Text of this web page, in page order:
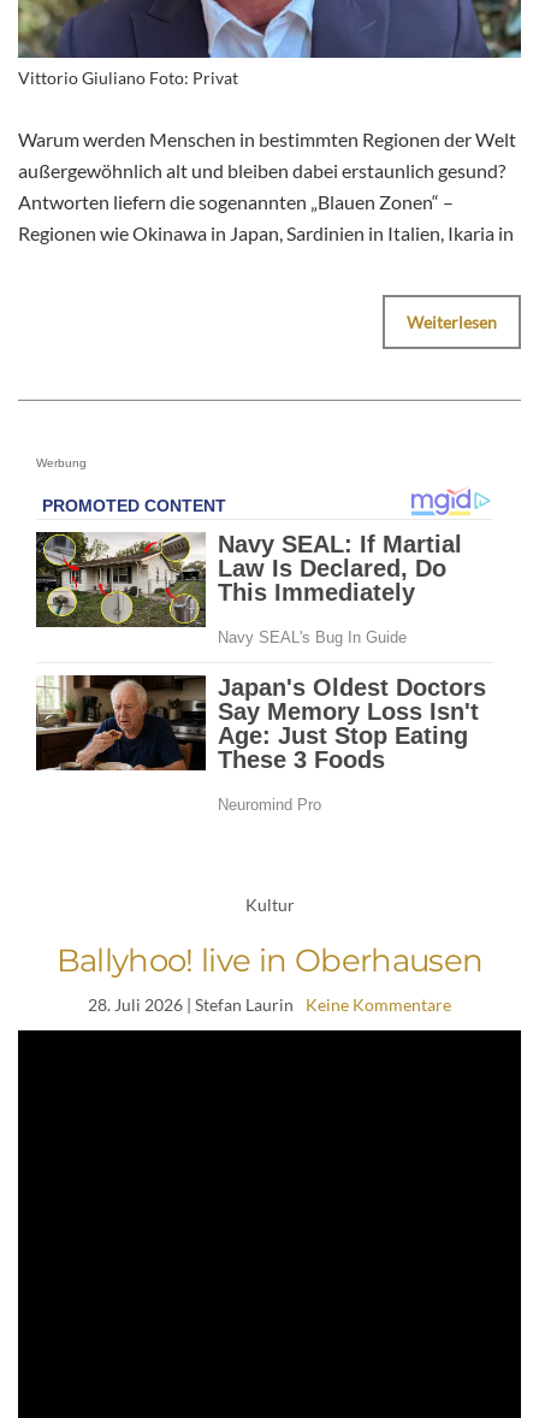
Vittorio Giuliano Foto: Privat
Warum werden Menschen in bestimmten Regionen der Welt
außergewöhnlich alt und bleiben dabei erstaunlich gesund?
Antworten liefern die sogenannten „Blauen Zonen“ –
Regionen wie Okinawa in Japan, Sardinien in Italien, Ikaria in
Weiterlesen
Werbung
Kultur
Ballyhoo! live in Oberhausen
28. Juli 2026 | Stefan Laurin Keine Kommentare